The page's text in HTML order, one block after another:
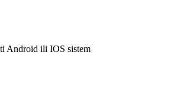
Android ili IOS sistem